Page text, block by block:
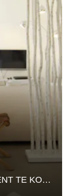
PRACHTIG MODERN APPARTEMENT TE KOOP IN TALAMANCA